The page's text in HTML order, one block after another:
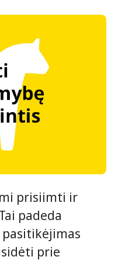
prisiimti ir
padeda
prie